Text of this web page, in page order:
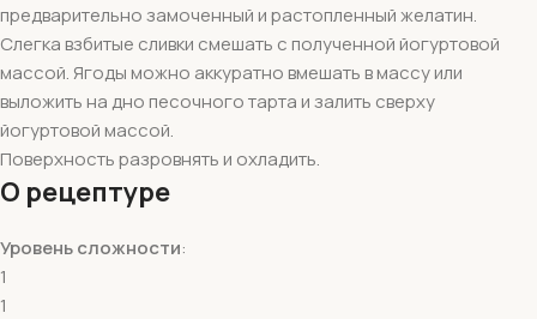
предварительно замоченный и растопленный желатин.
Слегка взбитые сливки смешать с полученной йогуртовой
массой. Ягоды можно аккуратно вмешать в массу или
выложить на дно песочного тарта и залить сверху
йогуртовой массой.
Поверхность разровнять и охладить.
О рецептуре
Уровень сложности:
1
1